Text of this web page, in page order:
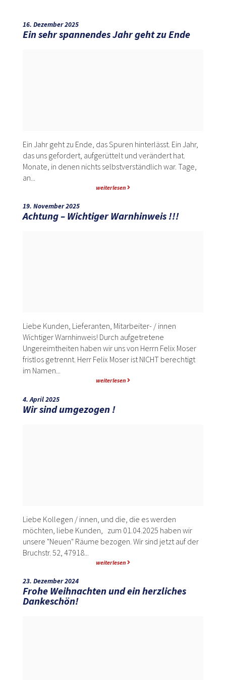
16. Dezember 2025
Ein sehr spannendes Jahr geht zu Ende
Ein Jahr geht zu Ende, das Spuren hinterlässt. Ein Jahr,
das uns gefordert, aufgerüttelt und verändert hat.
Monate, in denen nichts selbstverständlich war. Tage,
an...
weiterlesen
19. November 2025
Achtung – Wichtiger Warnhinweis !!!
Liebe Kunden, Lieferanten, Mitarbeiter- / innen
Wichtiger Warnhinweis! Durch aufgetretene
Ungereimtheiten haben wir uns von Herrn Felix Moser
fristlos getrennt. Herr Felix Moser ist NICHT berechtigt
im Namen...
weiterlesen
4. April 2025
Wir sind umgezogen !
Liebe Kollegen / innen, und die, die es werden
möchten, liebe Kunden, zum 01.04.2025 haben wir
unsere "Neuen" Räume bezogen. Wir sind jetzt auf der
Bruchstr. 52, 47918...
weiterlesen
23. Dezember 2024
Frohe Weihnachten und ein herzliches
Dankeschön!